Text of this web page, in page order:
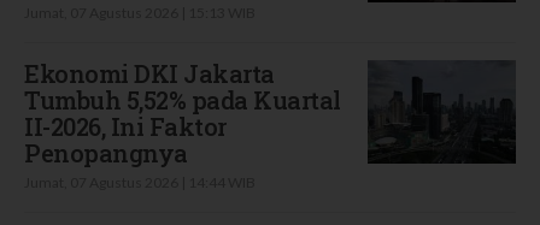
Ekonomi DKI Jakarta
Tumbuh 5,52% pada Kuartal
II-2026, Ini Faktor
Penopangnya